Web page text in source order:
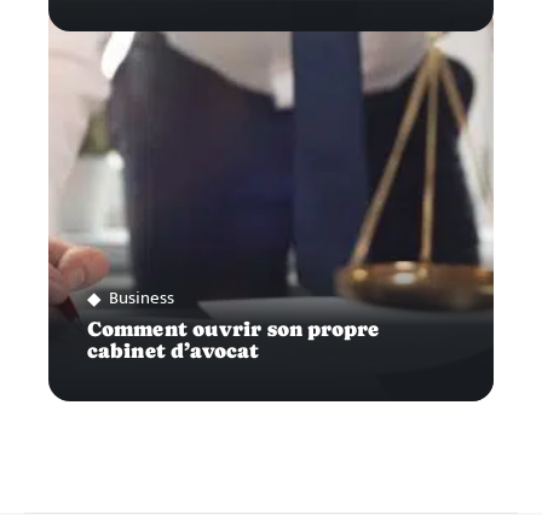
Business
Comment ouvrir son propre
cabinet d’avocat